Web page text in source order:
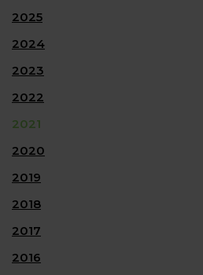
2025
2024
2023
2022
2021
2020
2019
2018
2017
2016